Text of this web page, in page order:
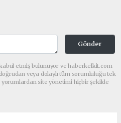
Gönder
etmiş bulunuyor ve haberkelkit.com
veya dolaylı tüm sorumluluğu tek
yorumlardan site yönetimi hiçbir şekilde